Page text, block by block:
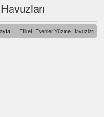
Etiket: Esenler Yüzme Havuzları